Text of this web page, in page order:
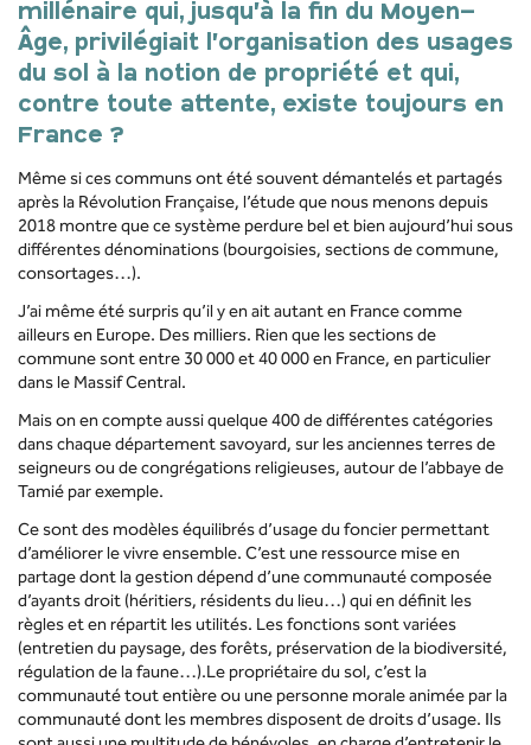
millénaire qui, jusqu’à la fin du Moyen-
Âge, privilégiait l’organisation des usages
du sol à la notion de propriété et qui,
contre toute attente, existe toujours en
France ?
Même si ces communs ont été souvent démantelés et partagés
après la Révolution Française, l’étude que nous menons depuis
2018 montre que ce système perdure bel et bien aujourd’hui sous
différentes dénominations (bourgoisies, sections de commune,
consortages…).
J’ai même été surpris qu’il y en ait autant en France comme
ailleurs en Europe. Des milliers. Rien que les sections de
commune sont entre 30 000 et 40 000 en France, en particulier
dans le Massif Central.
Mais on en compte aussi quelque 400 de différentes catégories
dans chaque département savoyard, sur les anciennes terres de
seigneurs ou de congrégations religieuses, autour de l’abbaye de
Tamié par exemple.
Ce sont des modèles équilibrés d’usage du foncier permettant
d’améliorer le vivre ensemble. C’est une ressource mise en
partage dont la gestion dépend d’une communauté composée
d’ayants droit (héritiers, résidents du lieu…) qui en définit les
règles et en répartit les utilités. Les fonctions sont variées
(entretien du paysage, des forêts, préservation de la biodiversité,
régulation de la faune…).Le propriétaire du sol, c’est la
communauté tout entière ou une personne morale animée par la
communauté dont les membres disposent de droits d’usage. Ils